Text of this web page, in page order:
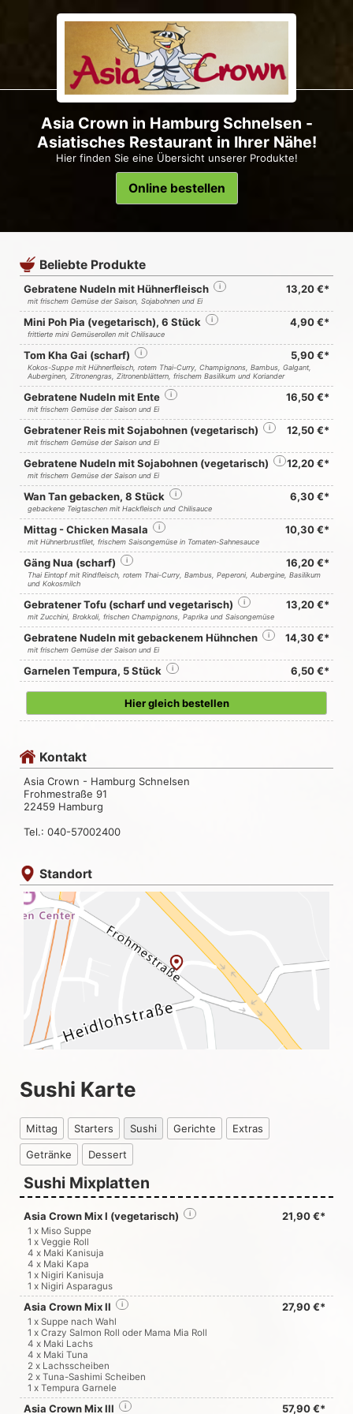
Asia Crown in Hamburg Schnelsen -
Asiatisches Restaurant in Ihrer Nähe!
Hier finden Sie eine Übersicht unserer Produkte!
Online bestellen
Beliebte Produkte
Gebratene Nudeln mit Hühnerfleisch i 13,20 €*
mit frischem Gemüse der Saison, Sojabohnen und Ei
Mini Poh Pia (vegetarisch), 6 Stück i 4,90 €*
frittierte mini Gemüserollen mit Chilisauce
Tom Kha Gai (scharf) i 5,90 €*
Kokos-Suppe mit Hühnerfleisch, rotem Thai-Curry, Champignons, Bambus, Galgant,
Auberginen, Zitronengras, Zitronenblättern, frischem Basilikum und Koriander
Gebratene Nudeln mit Ente i 16,50 €*
mit frischem Gemüse der Saison und Ei
Gebratener Reis mit Sojabohnen (vegetarisch) i 12,50 €*
mit frischem Gemüse der Saison und Ei
Gebratene Nudeln mit Sojabohnen (vegetarisch) i 12,20 €*
mit frischem Gemüse der Saison und Ei
Wan Tan gebacken, 8 Stück i 6,30 €*
gebackene Teigtaschen mit Hackfleisch und Chilisauce
Mittag - Chicken Masala i 10,30 €*
mit Hühnerbrustfilet, frischem Saisongemüse in Tomaten-Sahnesauce
Gäng Nua (scharf) i 16,20 €*
Thai Eintopf mit Rindfleisch, rotem Thai-Curry, Bambus, Peperoni, Aubergine, Basilikum
und Kokosmilch
Gebratener Tofu (scharf und vegetarisch) i 13,20 €*
mit Zucchini, Brokkoli, frischen Champignons, Paprika und Saisongemüse
Gebratene Nudeln mit gebackenem Hühnchen i 14,30 €*
mit frischem Gemüse der Saison und Ei
Garnelen Tempura, 5 Stück i 6,50 €*
Hier gleich bestellen
Kontakt
Asia Crown - Hamburg Schnelsen
Frohmestraße 91
22459 Hamburg
Tel.: 040-57002400
Standort
Sushi Karte
Mittag Starters Sushi Gerichte Extras
Getränke Dessert
Sushi Mixplatten
Asia Crown Mix I (vegetarisch) 21,90 €*
i
1 x Miso Suppe
1 x Veggie Roll
4 x Maki Kanisuja
4 x Maki Kapa
1 x Nigiri Kanisuja
1 x Nigiri Asparagus
Asia Crown Mix II 27,90 €*
i
1 x Suppe nach Wahl
1 x Crazy Salmon Roll oder Mama Mia Roll
4 x Maki Lachs
4 x Maki Tuna
2 x Lachsscheiben
2 x Tuna-Sashimi Scheiben
1 x Tempura Garnele
Asia Crown Mix III 57,90 €*
i